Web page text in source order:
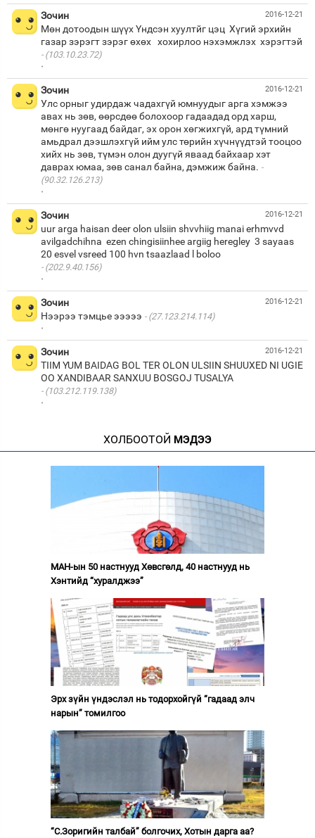
2016-12-21
Зочин
Мөн дотоодын шүүх Үндсэн хуултйг цэц Хүгий эрхийн
(103.10.23.72)
·
2016-12-21
Зочин
Улс орныг удирдаж чадахгүй юмнуудыг арга хэмжээ
авах нь зөв, өөрсдөө болохоор гадаадад орд харш,
мөнгө нуугаад байдаг, эх орон хөгжихгүй, ард түмний
амьдрал дээшлэхгүй ийм улс төрийн хүчнүүдтэй тооцоо
хийх нь зөв, түмэн олон дуугүй яваад байхаар хэт
даврах юмаа, зөв санал байна, дэмжиж байна.
(90.32.126.213)
·
2016-12-21
Зочин
uur arga haisan deer olon ulsiin shvvhiig manai erhmvvd
avilgadchihna ezen chingisiinhee argiig heregley 3 sayaas
(202.9.40.156)
·
2016-12-21
Зочин
Нээрээ тэмцье эээээ
(27.123.214.114)
·
2016-12-21
Зочин
TIIM YUM BAIDAG BOL TER OLON ULSIIN SHUUXED NI UGIE
(103.212.119.138)
·
ХОЛБООТОЙ МЭДЭЭ
МАН-ын 50 настнууд Хөвсгөлд, 40 настнууд нь
Хэнтийд “хуралджээ”
Эрх зүйн үндэслэл нь тодорхойгүй “гадаад элч
нарын” томилгоо
“С.Зоригийн талбай” болгочих, Хотын дарга аа?